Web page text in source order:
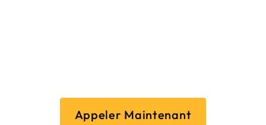
Appeler Maintenant